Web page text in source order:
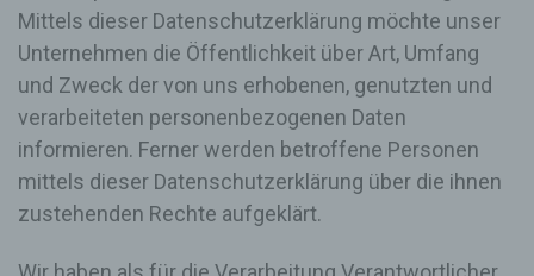
Mittels dieser Datenschutzerklärung möchte unser
Unternehmen die Öffentlichkeit über Art, Umfang
und Zweck der von uns erhobenen, genutzten und
verarbeiteten personenbezogenen Daten
informieren. Ferner werden betroffene Personen
mittels dieser Datenschutzerklärung über die ihnen
zustehenden Rechte aufgeklärt.